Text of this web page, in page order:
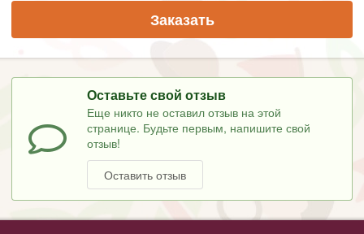
Заказать
Оставьте свой отзыв
Еще никто не оставил отзыв на этой
странице. Будьте первым, напишите свой
отзыв!
Оставить отзыв